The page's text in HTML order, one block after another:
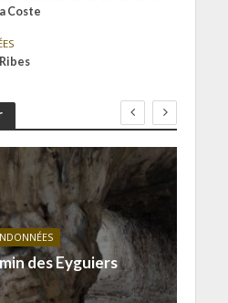
Coste
des Eyguiers